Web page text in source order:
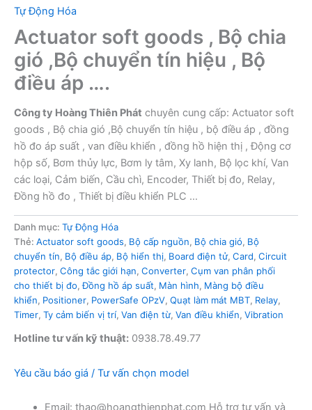
Tự Động Hóa
Actuator soft goods , Bộ chia
gió ,Bộ chuyển tín hiệu , Bộ
điều áp ….
Công ty Hoàng Thiên Phát chuyên cung cấp: Actuator soft
goods , Bộ chia gió ,Bộ chuyển tín hiệu , bộ điều áp , đồng
hồ đo áp suất , van điều khiển , đồng hồ hiện thị , Động cơ
hộp số, Bơm thủy lực, Bơm ly tâm, Xy lanh, Bộ lọc khí, Van
các loại, Cảm biến, Cầu chì, Encoder, Thiết bị đo, Relay,
Đồng hồ đo , Thiết bị điều khiển PLC …
Danh mục: Tự Động Hóa
Thẻ: Actuator soft goods, Bộ cấp nguồn, Bộ chia gió, Bộ
chuyển tín, Bộ điều áp, Bộ hiển thị, Board điện tử, Card, Circuit
protector, Công tắc giới hạn, Converter, Cụm van phân phối
cho thiết bị đo,Đồng hồ áp suất, Màn hình, Màng bộ điều
khiển, Positioner, PowerSafe OPzV, Quạt làm mát MBT, Relay,
Timer, Ty cảm biến vị trí, Van điện từ, Van điều khiển, Vibration
Hotline tư vấn kỹ thuật: 0938.78.49.77
Yêu cầu báo giá / Tư vấn chọn model
Email: thao@hoangthienphat.com Hỗ trợ tư vấn và